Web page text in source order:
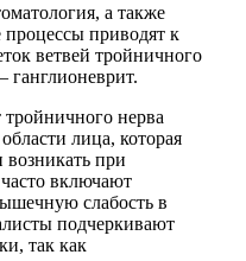
а также
приводят к
ветвей тройничного
ганглионеврит.
нерва
лица, которая
при
включают
слабость в
подчеркивают
так как